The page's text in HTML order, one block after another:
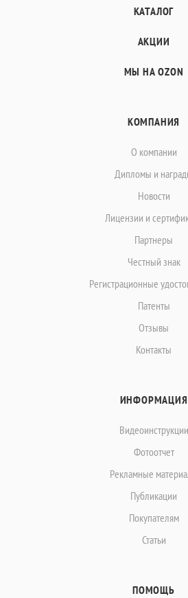
КАТАЛОГ
АКЦИИ
МЫ НА OZON
КОМПАНИЯ
О компании
Дипломы и
Новости
Лицензии и
Партнеры
Честный знак
Регистрационные
Патенты
Отзывы
Контакты
ИНФОРМАЦИЯ
Видеоинструкции
Фотоотчет
Рекламные
Публикации
Покупателям
Статьи
ПОМОЩЬ